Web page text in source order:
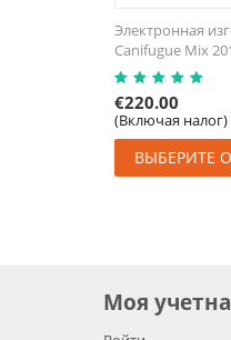
Электронная
Canifugue Mix
€220.00
(Включая налог)
ВЫБЕРИТЕ
Моя